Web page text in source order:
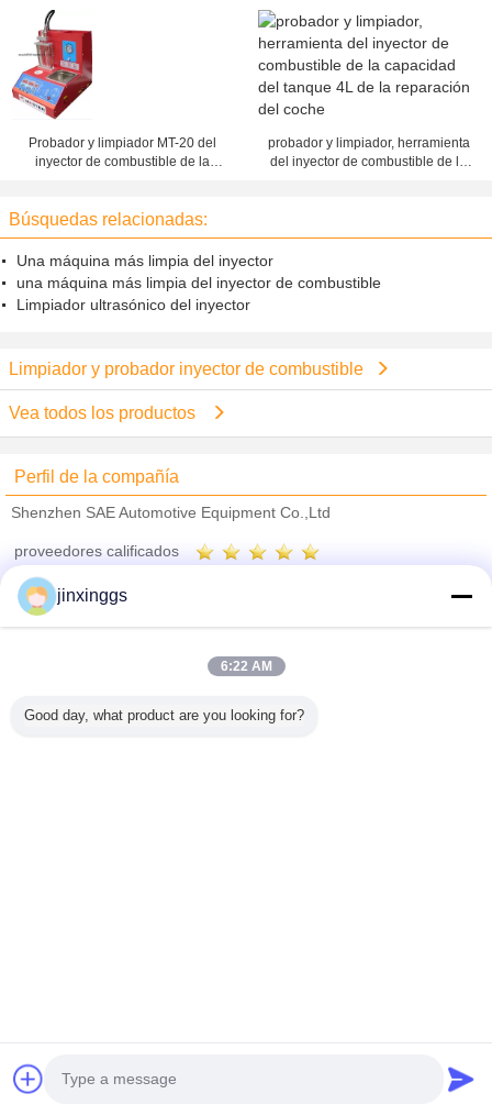
máquina del limpiador del inyector
de combustible del probador del
inyector de combustible
Probador y limpiador MT-20 del
inyector de combustible de la
probador y limpiador, herramienta
del inyector de combustible de la
Búsquedas relacionadas:
Una máquina más limpia del inyector
una máquina más limpia del inyector de combustible
Limpiador ultrasónico del inyector
Limpiador y probador inyector de combustible
Vea todos los productos
Perfil de la compañía
Shenzhen SAE Automotive Equipment Co.,Ltd
proveedores calificados
Trust Seal
Todos los productos
Developed by
jinxinggs
6:22 AM
Good day, what product are you looking for?